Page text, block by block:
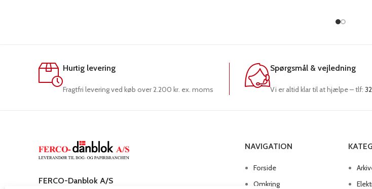
Hurtig levering
Fragtfri levering ved køb over 2.200 kr. ex. moms
Spørgsmål & vejledning
Vi er altid klar til at hjælpe – tlf:
FERCO-Danblok A/S
NAVIGATION
Forside
Omkring